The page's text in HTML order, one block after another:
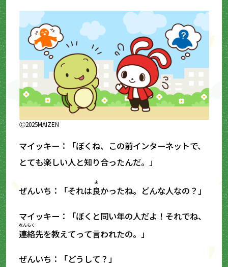
Ⓒ2025MAIZEN
マイッキー：「ぼくね、この前インターネットで、
とても楽しい人と知り合ったんだ。」
ぜんいち：「それは良
よ
かったね。どんな人なの？」
マイッキー：「ぼくと同い年の人だよ！それでね、
連絡
れんらく
先を教えてって言われたの。」
ぜんいち：「どうして？」